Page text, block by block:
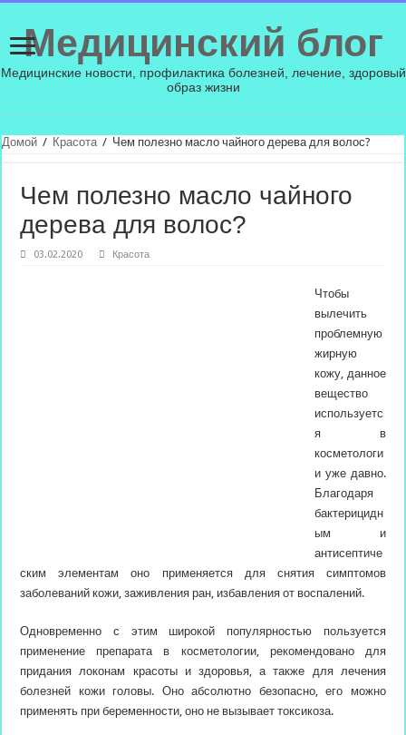
Медицинский блог
Медицинские новости, профилактика болезней, лечение, здоровый
образ жизни
Домой / Красота / Чем полезно масло чайного дерева для волос?
Чем полезно масло чайного
дерева для волос?
03.02.2020 Красота
Чтобы
вылечить
проблемную
жирную
кожу, данное
вещество
используетс
я в
косметологи
и уже давно.
Благодаря
бактерицидн
ым и
антисептиче
ским элементам оно применяется для снятия симптомов
заболеваний кожи, заживления ран, избавления от воспалений.
Одновременно с этим широкой популярностью пользуется
применение препарата в косметологии, рекомендовано для
придания локонам красоты и здоровья, а также для лечения
болезней кожи головы. Оно абсолютно безопасно, его можно
применять при беременности, оно не вызывает токсикоза.